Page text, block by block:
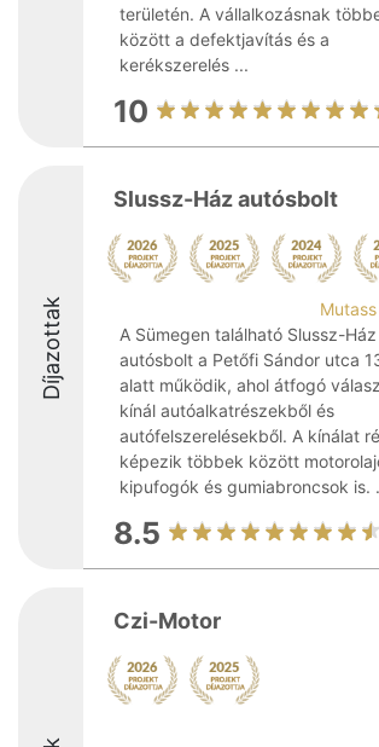
területén. A vállalkozásnak
között a defektjavítás és a
kerékszerelés ...
10
Díjazottak
Slussz-Ház autósbolt
A Sümegen található Slussz-Ház
autósbolt a Petőfi Sándor utca
alatt működik, ahol átfogó
kínál autóalkatrészekből és
autófelszerelésekből. A kínálat
képezik többek között
kipufogók és gumiabroncsok is.
8.5
Czi-Motor